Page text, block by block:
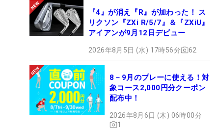
『4』が消え『R』が加わった！ ス
リクソン『ZXi R/5/7』＆『ZXiU』
アイアンが9月12日デビュー
2026年8月5日 (水) 17時56分 62
8－9月のプレーに使える！対
象コース2,000円分クーポン
配布中！
2026年8月6日 (木) 06時00分
1